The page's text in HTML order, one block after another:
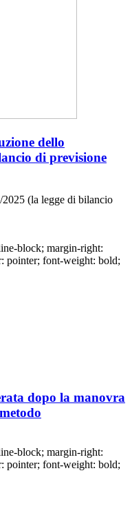
dello
di previsione
2025 (la legge di bilancio
block; margin-right:
pointer; font-weight: bold;
dopo la manovra
block; margin-right:
pointer; font-weight: bold;